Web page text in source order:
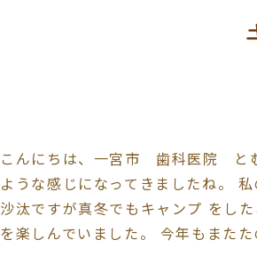
こんにちは、一宮市 歯科医院 と
ような感じになってきましたね。
沙汰ですが真冬でもキャンプ をし
を楽しんでいました。 今年もまたた